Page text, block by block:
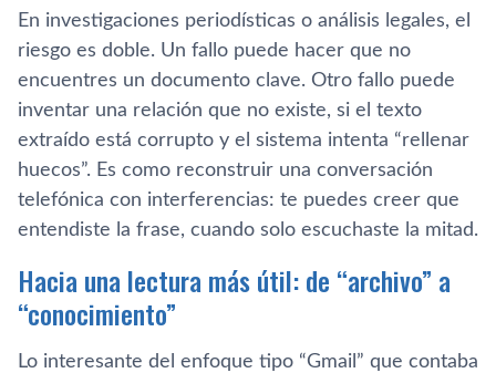
En investigaciones periodísticas o análisis legales, el
riesgo es doble. Un fallo puede hacer que no
encuentres un documento clave. Otro fallo puede
inventar una relación que no existe, si el texto
extraído está corrupto y el sistema intenta “rellenar
huecos”. Es como reconstruir una conversación
telefónica con interferencias: te puedes creer que
entendiste la frase, cuando solo escuchaste la mitad.
Hacia una lectura más útil: de “archivo” a
“conocimiento”
Lo interesante del enfoque tipo “Gmail” que contaba